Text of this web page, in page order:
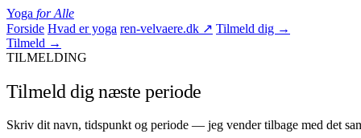
Yoga for Alle
Forside Hvad er yoga ren-velvaere.dk ↗ Tilmeld dig →
Tilmeld →
TILMELDING
Tilmeld dig næste periode
Skriv dit navn, tidspunkt og periode — jeg vender tilbage med det